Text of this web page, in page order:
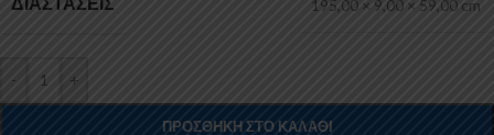
195,00 × 9,00 × 59,00 cm
- +
ΠΡΟΣΘΉΚΗ ΣΤΟ ΚΑΛΆΘΙ